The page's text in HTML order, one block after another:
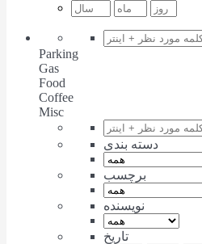
Parking
Gas
Food
Coffee
Misc
دسته بندی
برچسب
نویسنده
تاریخ